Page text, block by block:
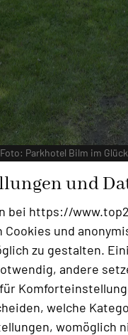
und
bei https://
und
zu gestalten.
andere
welche
womöglich
Foto: Parkhotel Bilm im
eine
den
zu haben. Das
sein? Unser
sind natürlich